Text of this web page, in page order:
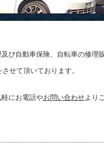
び自動車保険、自転車の修理
せて頂いております。
にお電話やお問い合わせより